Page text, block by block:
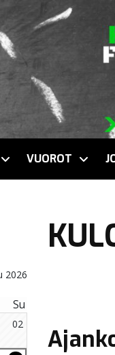
VUOROT